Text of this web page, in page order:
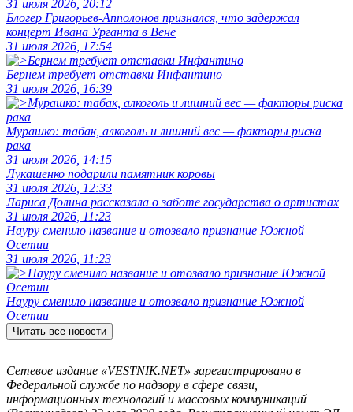
31 июля 2026, 20:12
Блогер Григорьев-Апполонов признался, что задержал
концерт Ивана Урганта в Вене
31 июля 2026, 17:54
Бернем требует отставки Инфантино
31 июля 2026, 16:39
Мурашко: табак, алкоголь и лишний вес — факторы риска
рака
31 июля 2026, 14:15
Лукашенко подарили памятник коровы
31 июля 2026, 12:33
Лариса Долина рассказала о заботе государства о артистах
31 июля 2026, 11:23
Науру сменило название и отозвало признание Южной
Осетии
31 июля 2026, 11:23
Науру сменило название и отозвало признание Южной
Осетии
Читать все новости
Сетевое издание «VESTNIK.NET» зарегистрировано в
Федеральной службе по надзору в сфере связи,
информационных технологий и массовых коммуникаций